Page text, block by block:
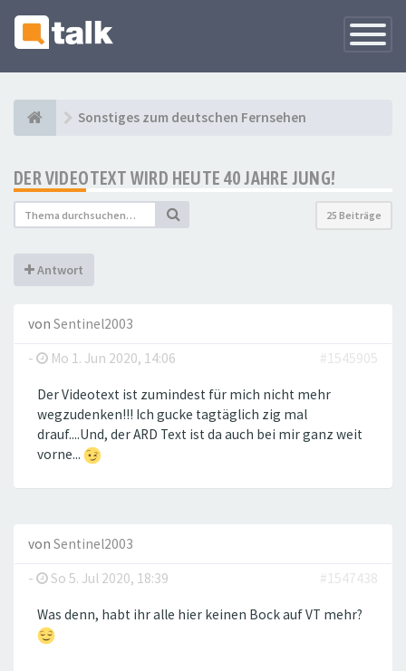
Sonstiges zum deutschen Fernsehen
DER VIDEOTEXT WIRD HEUTE 40 JAHRE JUNG!
25 Beiträge
Antwort
von Sentinel2003
-
Mo 1. Jun 2020, 14:06 #1545905
Der Videotext ist zumindest für mich nicht mehr
wegzudenken!!! Ich gucke tagtäglich zig mal
drauf....Und, der ARD Text ist da auch bei mir ganz weit
vorne...
von Sentinel2003
-
So 5. Jul 2020, 18:39 #1547438
Was denn, habt ihr alle hier keinen Bock auf VT mehr?